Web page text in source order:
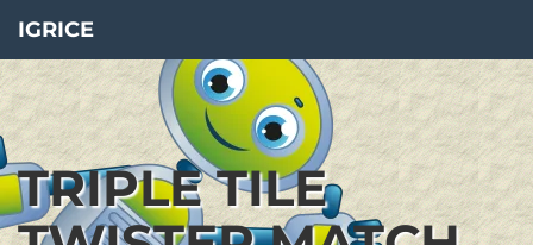
IGRICE
TRIPLE TILE